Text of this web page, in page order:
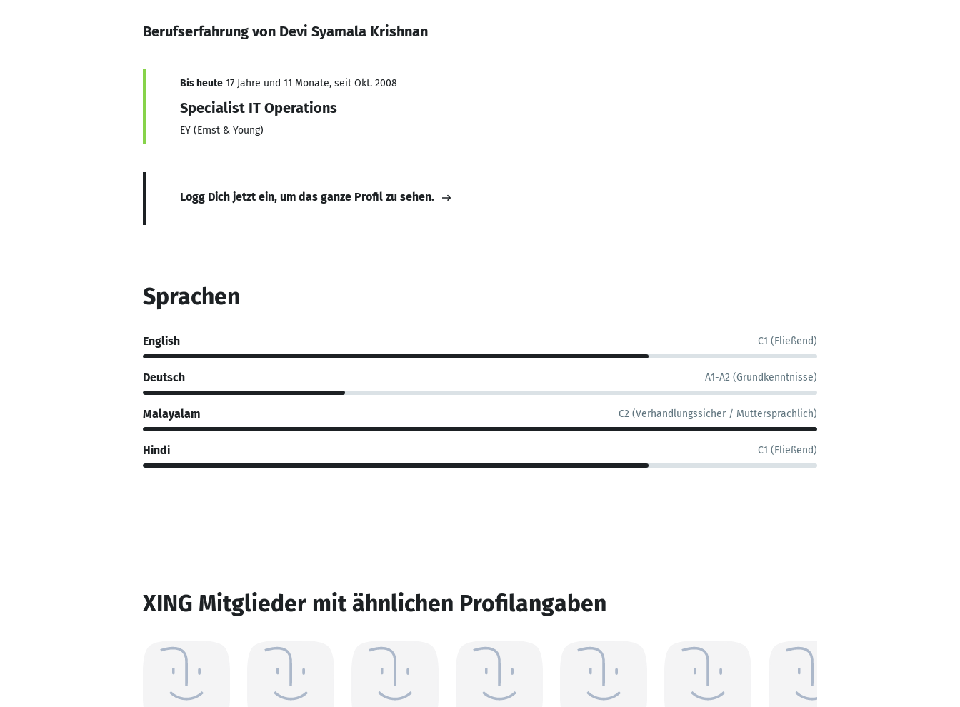
Berufserfahrung von Devi Syamala Krishnan
Bis heute 17 Jahre und 11 Monate, seit Okt. 2008
Specialist IT Operations
EY (Ernst & Young)
Logg Dich jetzt ein, um das ganze Profil zu sehen.
Sprachen
English C1 (Fließend)
Deutsch A1-A2 (Grundkenntnisse)
Malayalam C2 (Verhandlungssicher / Muttersprachlich)
Hindi C1 (Fließend)
XING Mitglieder mit ähnlichen Profilangaben